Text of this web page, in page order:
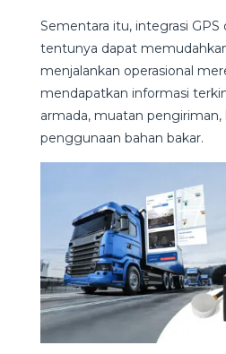
Sementara itu, integrasi GPS
tentunya dapat
menjalankan operasional
mendapatkan informasi
armada, muatan pengiriman,
penggunaan bahan bakar.